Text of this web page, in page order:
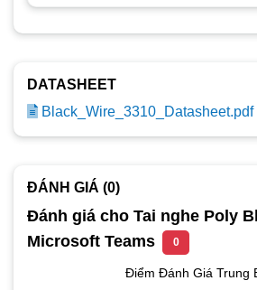
DATASHEET
Black_Wire_3310_Datasheet.pdf
ĐÁNH GIÁ (0)
Đánh giá cho Tai nghe Poly
Microsoft Teams
0
Điểm Đánh Giá Trung